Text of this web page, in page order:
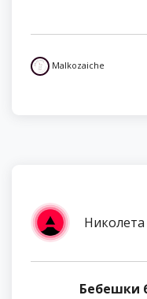
Malkozaiche
Николета
Бебешки